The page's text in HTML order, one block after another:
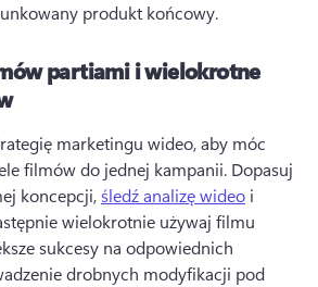
produkt końcowy.
partiami i wielokrotne
marketingu wideo, aby móc
filmów do jednej kampanii. Dopasuj
koncepcji, śledź analizę wideo i
wielokrotnie używaj filmu
sukcesy na odpowiednich
drobnych modyfikacji pod